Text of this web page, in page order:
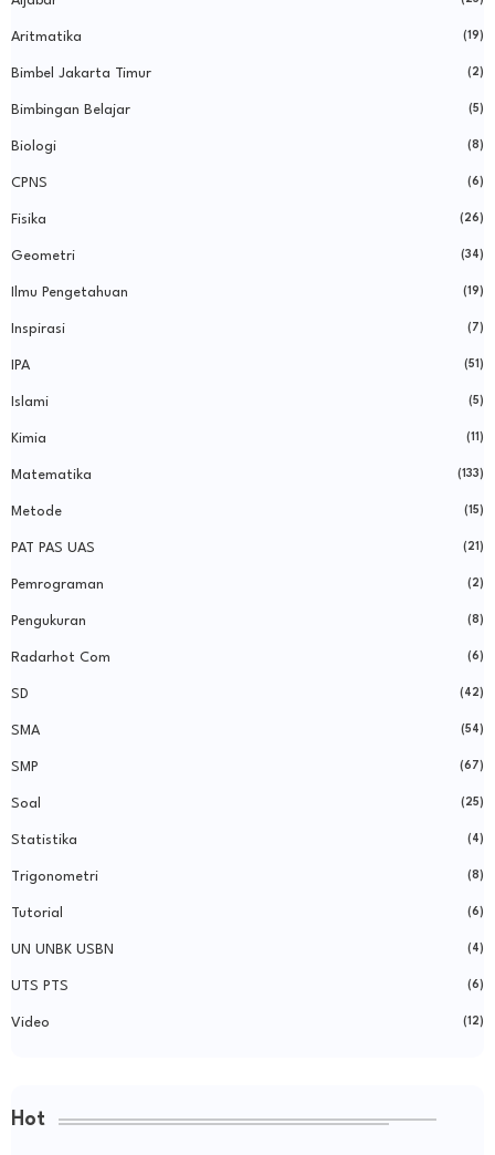
Aritmatika (19)
Bimbel Jakarta Timur (2)
Bimbingan Belajar (5)
Biologi (8)
CPNS (6)
Fisika (26)
Geometri (34)
Ilmu Pengetahuan (19)
Inspirasi (7)
IPA (51)
Islami (5)
Kimia (11)
Matematika (133)
Metode (15)
PAT PAS UAS (21)
Pemrograman (2)
Pengukuran (8)
Radarhot Com (6)
SD (42)
SMA (54)
SMP (67)
Soal (25)
Statistika (4)
Trigonometri (8)
Tutorial (6)
UN UNBK USBN (4)
UTS PTS (6)
Video (12)
Hot